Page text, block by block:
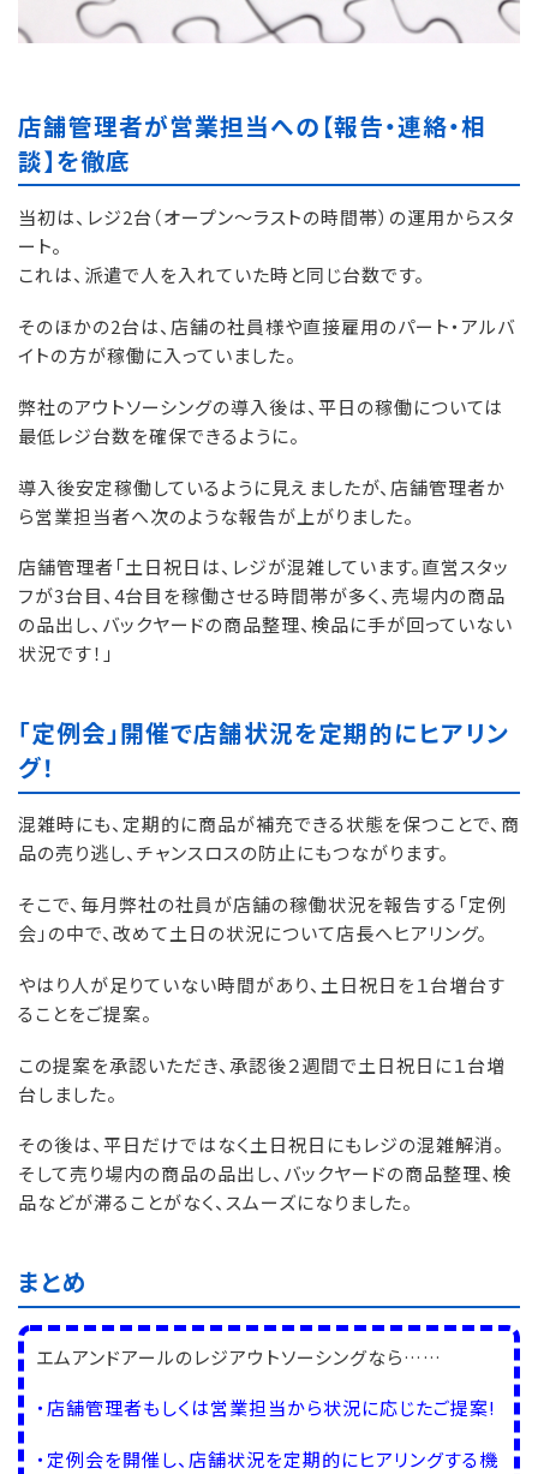
店舗管理者が営業担当への【報告・連絡・相
談】を徹底
当初は、レジ2台（オープン～ラストの時間帯）の運用からスタ
ート。
これは、派遣で人を入れていた時と同じ台数です。
そのほかの2台は、店舗の社員様や直接雇用のパート・アルバ
イトの方が稼働に入っていました。
弊社のアウトソーシングの導入後は、平日の稼働については
最低レジ台数を確保できるように。
導入後安定稼働しているように見えましたが、店舗管理者か
ら営業担当者へ次のような報告が上がりました。
店舗管理者「土日祝日は、レジが混雑しています。直営スタッ
フが3台目、4台目を稼働させる時間帯が多く、売場内の商品
の品出し、バックヤードの商品整理、検品に手が回っていない
状況です！」
「定例会」開催で店舗状況を定期的にヒアリン
グ！
混雑時にも、定期的に商品が補充できる状態を保つことで、商
品の売り逃し、チャンスロスの防止にもつながります。
そこで、毎月弊社の社員が店舗の稼働状況を報告する「定例
会」の中で、改めて土日の状況について店長へヒアリング。
やはり人が足りていない時間があり、土日祝日を１台増台す
ることをご提案。
この提案を承認いただき、承認後２週間で土日祝日に１台増
台しました。
その後は、平日だけではなく土日祝日にもレジの混雑解消。
そして売り場内の商品の品出し、バックヤードの商品整理、検
品などが滞ることがなく、スムーズになりました。
まとめ
エムアンドアールのレジアウトソーシングなら……
・店舗管理者もしくは営業担当から状況に応じたご提案!
・定例会を開催し、店舗状況を定期的にヒアリングする機